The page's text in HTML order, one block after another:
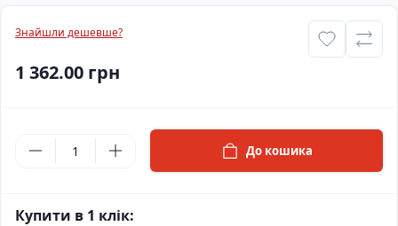
Знайшли дешевше?
1 362.00 грн
До кошика
Купити в 1 клік: